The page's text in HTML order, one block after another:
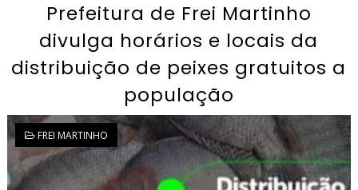
Prefeitura de Frei Martinho
divulga horários e locais da
distribuição de peixes gratuitos a
população
FREI MARTINHO